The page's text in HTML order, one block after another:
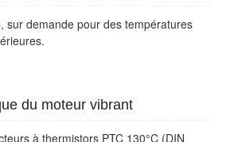
sur demande pour des températures
du moteur vibrant
à thermistors PTC 130°C (DIN